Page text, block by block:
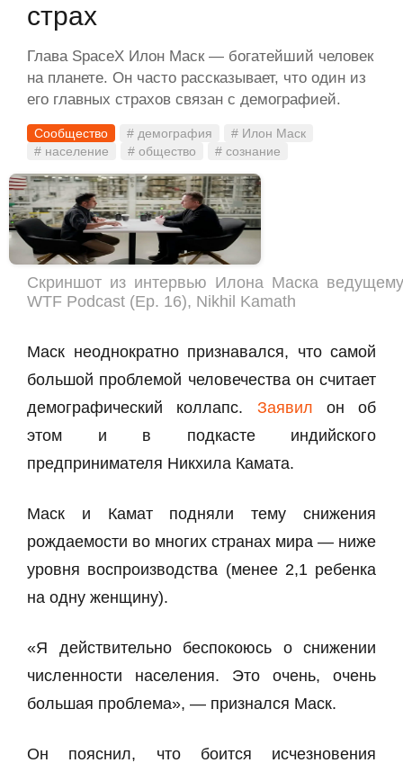
страх
Глава SpaceX Илон Маск — богатейший человек
на планете. Он часто рассказывает, что один из
его главных страхов связан с демографией.
Сообщество # демография
# Илон Маск
# население
# общество # сознание
Скриншот из интервью Илона Маска
WTF Podcast (Ep. 16), Nikhil Kamath
Маск неоднократно признавался, что самой
большой проблемой человечества он считает
демографический коллапс. Заявил он об
этом и в подкасте индийского
предпринимателя Никхила Камата.
Маск и Камат подняли тему снижения
рождаемости во многих странах мира — ниже
уровня воспроизводства (менее 2,1 ребенка
на одну женщину).
«Я действительно беспокоюсь о снижении
численности населения. Это очень, очень
большая проблема», — признался Маск.
Он пояснил, что боится исчезновения